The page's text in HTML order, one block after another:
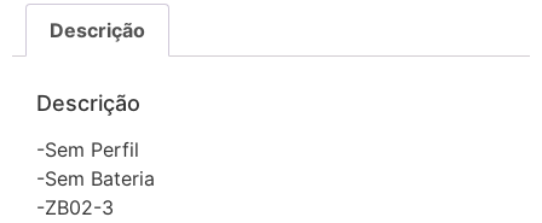
Descrição
Descrição
-Sem Perfil
-Sem Bateria
-ZB02-3